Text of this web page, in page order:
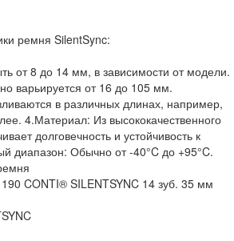
ремня SilentSync:
от 8 до 14 мм, в зависимости от модели.
варьируется от 16 до 105 мм.
в различных длинах, например,
4.Материал: Из высококачественного
долговечность и устойчивость к
диапазон: Обычно от -40°C до +95°C.
CONTI® SILENTSYNC 14 зуб. 35 мм